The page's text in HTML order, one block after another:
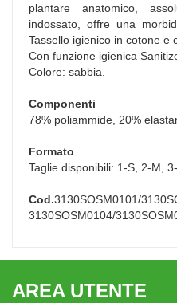
plantare anatomico,
indossato, offre una
Tassello igienico in cotone e
Con funzione igienica
Colore: sabbia.
Componenti
78% poliammide, 20%
Formato
Taglie disponibili: 1-S, 2-M,
Cod.3130SOSM0101/
3130SOSM0104/
AREA UTENTE